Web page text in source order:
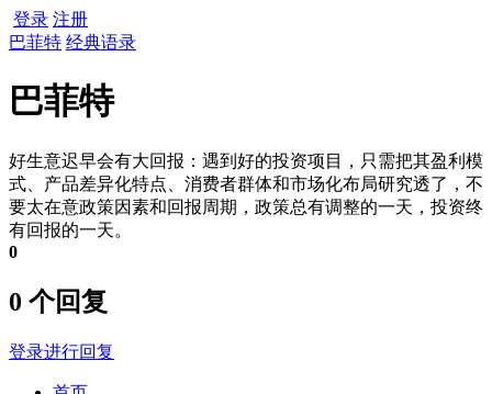
登录 注册
巴菲特 经典语录
巴菲特
好生意迟早会有大回报：遇到好的投资项目，只需把其盈利模
式、产品差异化特点、消费者群体和市场化布局研究透了，不
要太在意政策因素和回报周期，政策总有调整的一天，投资终
有回报的一天。
0
0 个回复
登录进行回复